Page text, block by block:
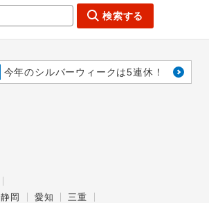
検索する
今年のシルバーウィークは5連休！
静岡 愛知
三重